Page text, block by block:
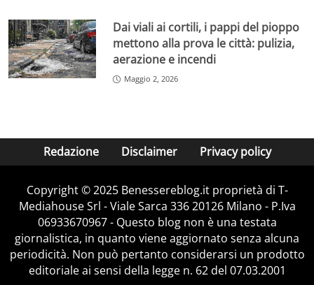
Dai viali ai cortili, i pappi del pioppo
mettono alla prova le città: pulizia,
aerazione e incendi
Maggio 2, 2026
Redazione Disclaimer Privacy policy
Copyright © 2025 Benessereblog.it proprietà di T-
Mediahouse Srl - Viale Sarca 336 20126 Milano - P.Iva
06933670967 - Questo blog non è una testata
giornalistica, in quanto viene aggiornato senza alcuna
periodicità. Non può pertanto considerarsi un prodotto
editoriale ai sensi della legge n. 62 del 07.03.2001